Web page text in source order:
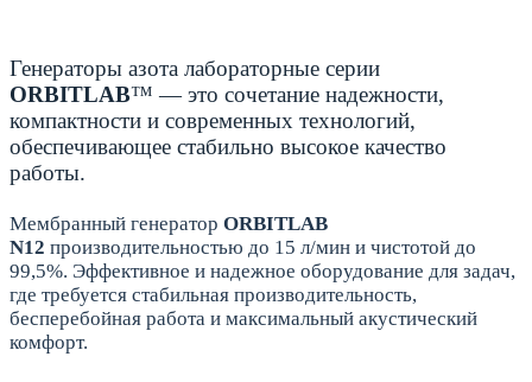
Генераторы азота лабораторные серии
ORBITLAB™ — это сочетание надежности,
компактности и современных технологий,
обеспечивающее стабильно высокое качество
работы.
Мембранный генератор ORBITLAB
N12 производительностью до 15 л/мин и чистотой до
99,5%. Эффективное и надежное оборудование для задач,
где требуется стабильная производительность,
бесперебойная работа и максимальный акустический
комфорт.